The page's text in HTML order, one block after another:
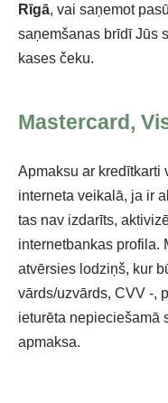
Rīgā, vai saņemot
saņemšanas brīdī Jūs
kases čeku.
Mastercard,
Apmaksu ar kredītkarti
interneta veikalā, ja ir
tas nav izdarīts,
internetbankas profila.
atvērsies lodziņš, kur
vārds/uzvārds, CVV -,
ieturēta nepieciešamā
apmaksa.